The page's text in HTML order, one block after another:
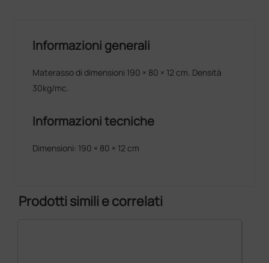
Informazioni generali
Materasso di dimensioni 190 × 80 × 12 cm. Densità
30kg/mc.
Informazioni tecniche
Dimensioni: 190 × 80 × 12 cm
Prodotti simili e correlati